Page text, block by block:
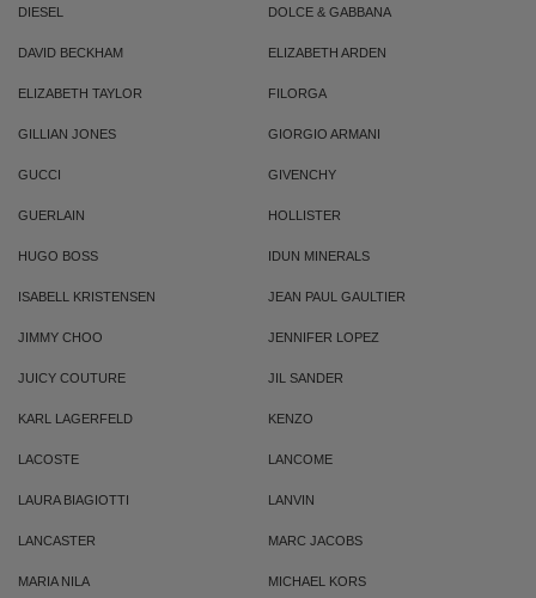
DIESEL DOLCE & GABBANA
DAVID BECKHAM ELIZABETH ARDEN
ELIZABETH TAYLOR FILORGA
GILLIAN JONES GIORGIO ARMANI
GUCCI GIVENCHY
GUERLAIN HOLLISTER
HUGO BOSS IDUN MINERALS
ISABELL KRISTENSEN JEAN PAUL GAULTIER
JIMMY CHOO JENNIFER LOPEZ
JUICY COUTURE JIL SANDER
KARL LAGERFELD KENZO
LACOSTE LANCOME
LAURA BIAGIOTTI LANVIN
LANCASTER MARC JACOBS
MARIA NILA MICHAEL KORS